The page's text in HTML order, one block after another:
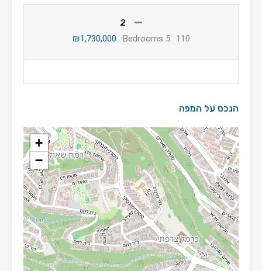
2
110
5 Bedrooms
₪1,730,000
הנכס על המפה
+
−